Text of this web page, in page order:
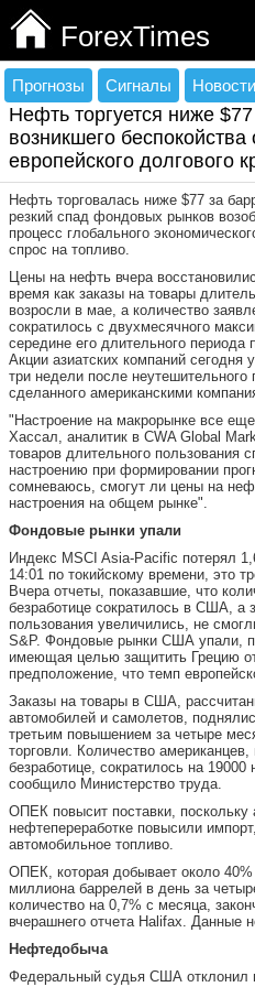
ForexTimes
Прогнозы Сигналы Новости
Нефть торгуется ниже
возникшего
европейского долгового
Нефть торговалась ниже $77 за
резкий спад фондовых рынков
процесс глобального
спрос на топливо.
Цены на нефть вчера
время как заказы на товары
возросли в мае, а количество
сократилось с двухмесячного
середине его длительного
Акции азиатских компаний сегодня
три недели после неутешительного
сделанного американскими
"Настроение на макрорынке все
Хассал, аналитик в CWA Global
товаров длительного пользования
настроению при формировании
сомневаюсь, смогут ли цены на
настроения на общем рынке".
Фондовые рынки упали
Индекс MSCI Asia-Pacific потерял
14:01 по токийскому времени, это
Вчера отчеты, показавшие, что
безработице сократилось в США, а
пользования увеличились, не
S&P. Фондовые рынки США упали,
имеющая целью защитить Грецию
предположение, что темп
Заказы на товары в США,
автомобилей и самолетов,
третьим повышением за четыре
торговли. Количество
безработице, сократилось на
сообщило Министерство труда.
ОПЕК повысит поставки, поскольку
нефтепереработке повысили
автомобильное топливо.
ОПЕК, которая добывает около
миллиона баррелей в день за
количество на 0,7% с месяца,
вчерашнего отчета Halifax. Данные
Нефтедобыча
Федеральный судья США отклонил